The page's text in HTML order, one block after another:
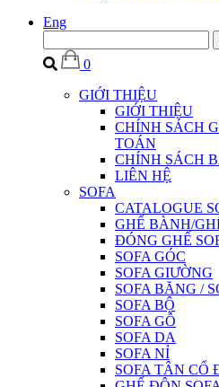
Eng
0
GIỚI THIỆU
GIỚI THIỆU
CHÍNH SÁCH
TOÁN
CHÍNH SÁCH
LIÊN HỆ
SOFA
CATALOGUE
GHẾ BÀNH/
ĐÓNG GHẾ
SOFA GÓC
SOFA GIƯỜNG
SOFA BĂNG /
SOFA BỘ
SOFA GỖ
SOFA DA
SOFA NỈ
SOFA TÂN CỔ